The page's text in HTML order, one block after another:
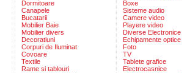
Dormitoare
Canapele
Bucatarii
Mobilier Baie
Mobilier divers
Decoratiuni
Corpuri de Iluminat
Covoare
Textile
Rame si tablouri
Boxe
Sisteme audio
Camere video
Playere video
Diverse Electronice
Echipamente optice
Foto
TV
Tablete grafice
Electrocasnice